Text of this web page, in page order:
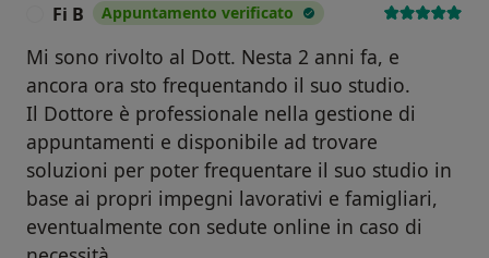
Fi B Appuntamento verificato
Mi sono rivolto al Dott. Nesta 2 anni fa, e
ancora ora sto frequentando il suo studio.
Il Dottore è professionale nella gestione di
appuntamenti e disponibile ad trovare
soluzioni per poter frequentare il suo studio in
base ai propri impegni lavorativi e famigliari,
eventualmente con sedute online in caso di